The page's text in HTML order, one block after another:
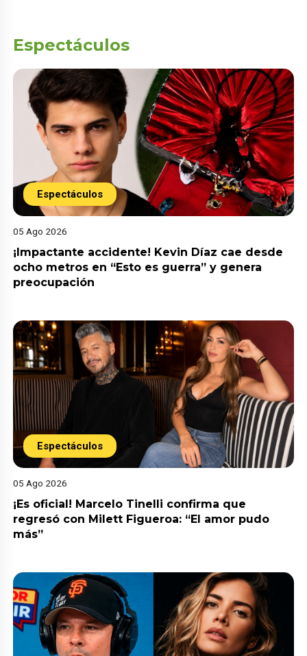
Espectáculos
Espectáculos
05 Ago 2026
¡Impactante accidente! Kevin Díaz cae desde
ocho metros en “Esto es guerra” y genera
preocupación
Espectáculos
05 Ago 2026
¡Es oficial! Marcelo Tinelli confirma que
regresó con Milett Figueroa: “El amor pudo
más”